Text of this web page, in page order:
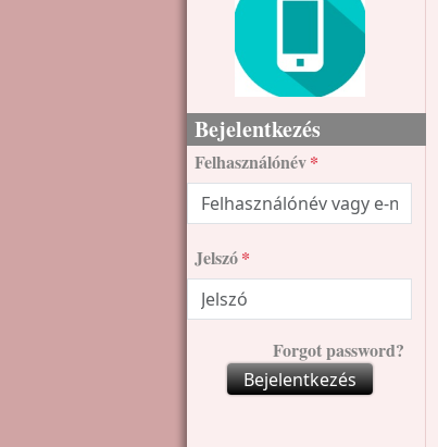
Bejelentkezés
Felhasználónév
Jelszó
Forgot password?
Bejelentkezés